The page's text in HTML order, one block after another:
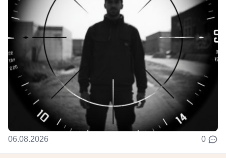
06.08.2026 0